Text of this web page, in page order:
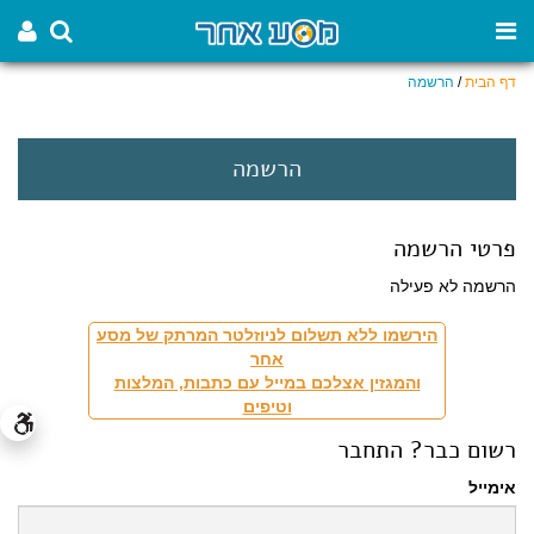
דף הבית/ הרשמה
הרשמה
פרטי הרשמה
הרשמה לא פעילה
הירשמו ללא תשלום לניוזלטר המרתק של מסע
אחר
והמגזין אצלכם במייל עם כתבות, המלצות
וטיפים
רשום כבר? התחבר
אימייל